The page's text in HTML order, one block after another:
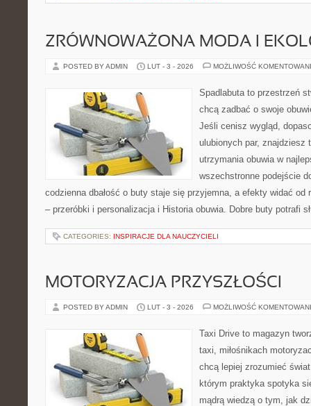
ZRÓWNOWAŻONA MODA I
POSTED BY ADMIN LUT - 3 - 2026 MOŻLIWOŚĆ
Spadlabuta to przestrzeń
chcą zadbać o swoje
Jeśli cenisz wygląd,
ulubionych par, znajdziesz
utrzymania obuwia w
wszechstronne podejście
codzienna dbałość o buty staje się przyjemna, a efekty widać od
– przeróbki i personalizacja i Historia obuwia. Dobre buty potrafi
CATEGORIES: INSPIRACJE DLA NAUCZYCIELI
MOTORYZACJA PRZYSZŁOŚCI
POSTED BY ADMIN LUT - 3 - 2026 MOŻLIWOŚĆ
Taxi Drive to magazyn
taxi, miłośnikach
chcą lepiej zrozumieć
którym praktyka spotyka
mądrą wiedzą o tym, jak